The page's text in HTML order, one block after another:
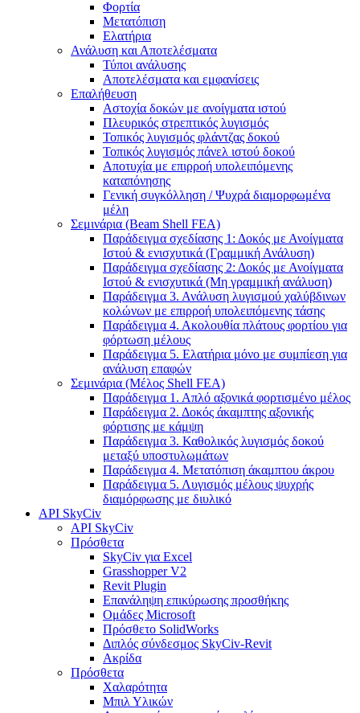
Φορτία
Μετατόπιση
Ελατήρια
Ανάλυση και Αποτελέσματα
Τύποι ανάλυσης
Αποτελέσματα και εμφανίσεις
Επαλήθευση
Αστοχία δοκών με ανοίγματα ιστού
Πλευρικός στρεπτικός λυγισμός
Τοπικός λυγισμός φλάντζας δοκού
Τοπικός λυγισμός πάνελ ιστού δοκού
Αποτυχία με επιρροή υπολειπόμενης
καταπόνησης
Γενική συγκόλληση / Ψυχρά διαμορφωμένα
μέλη
Σεμινάρια (Beam Shell FEA)
Παράδειγμα σχεδίασης 1: Δοκός με Ανοίγματα
Ιστού & ενισχυτικά (Γραμμική Ανάλυση)
Παράδειγμα σχεδίασης 2: Δοκός με Ανοίγματα
Ιστού & ενισχυτικά (Μη γραμμική ανάλυση)
Παράδειγμα 3. Ανάλυση λυγισμού χαλύβδινων
κολώνων με επιρροή υπολειπόμενης τάσης
Παράδειγμα 4. Ακολουθία πλάτους φορτίου για
φόρτωση μέλους
Παράδειγμα 5. Ελατήρια μόνο με συμπίεση για
ανάλυση επαφών
Σεμινάρια (Μέλος Shell FEA)
Παράδειγμα 1. Απλό αξονικά φορτισμένο μέλος
Παράδειγμα 2. Δοκός άκαμπτης αξονικής
φόρτισης με κάμψη
Παράδειγμα 3. Καθολικός λυγισμός δοκού
μεταξύ υποστυλωμάτων
Παράδειγμα 4. Μετατόπιση άκαμπτου άκρου
Παράδειγμα 5. Λυγισμός μέλους ψυχρής
διαμόρφωσης με διυλικό
API SkyCiv
API SkyCiv
Πρόσθετα
SkyCiv για Excel
Grasshopper V2
Revit Plugin
Επανάληψη επικύρωσης προσθήκης
Ομάδες Microsoft
Πρόσθετο SolidWorks
Διπλός σύνδεσμος SkyCiv-Revit
Ακρίδα
Πρόσθετα
Χαλαρότητα
Μπιλ Υλικών